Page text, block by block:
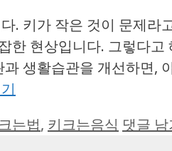
. 키가 작은 것이 문제라
현상입니다. 그렇다고
생활습관을 개선하면,
는법, 키크는음식 댓글 남